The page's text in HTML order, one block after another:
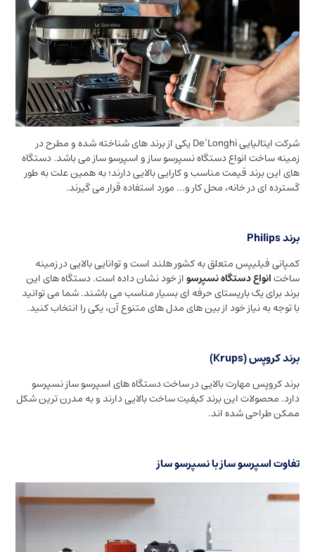
شرکت ایتالیایی De’Longhi یکی از برند های شناخته شده و مطرح در
زمینه ساخت انواع دستگاه نسپرسو ساز و اسپرسو ساز می باشد. دستگاه
های این برند قیمت مناسب و کارایی بالایی دارند؛ به همین علت به طور
گسترده ای در خانه، محل کار و… مورد استفاده قرار می گیرند.
برند Philips
کمپانی فیلیپس متعلق به کشور هلند است و توانایی بالایی در زمینه
ساختانواع دستگاه نسپرسواز خود نشان داده است. دستگاه های این
برند برای یک باریستای حرفه ای بسیار مناسب می باشند. شما می توانید
با توجه به نیاز خود از بین های مدل های متنوع آن، یکی را انتخاب کنید.
برند کروپس (Krups)
برند کروپس مهارت بالایی در ساخت دستگاه های اسپرسو ساز نسپرسو
دارد. محصولات این برند کیفیت ساخت بالایی دارند و به مدرن ترین شکل
ممکن طراحی شده اند.
تفاوت اسپرسو ساز با نسپرسو ساز